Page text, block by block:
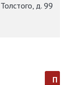
д. 99
п